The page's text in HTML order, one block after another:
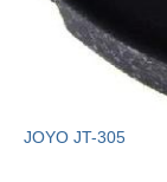
JOYO JT-305